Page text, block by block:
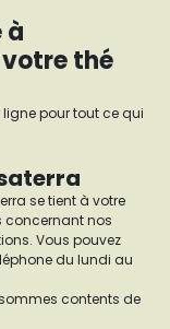
à
thé
pour tout ce qui
se tient à votre
concernant nos
Vous pouvez
du lundi au
contents de